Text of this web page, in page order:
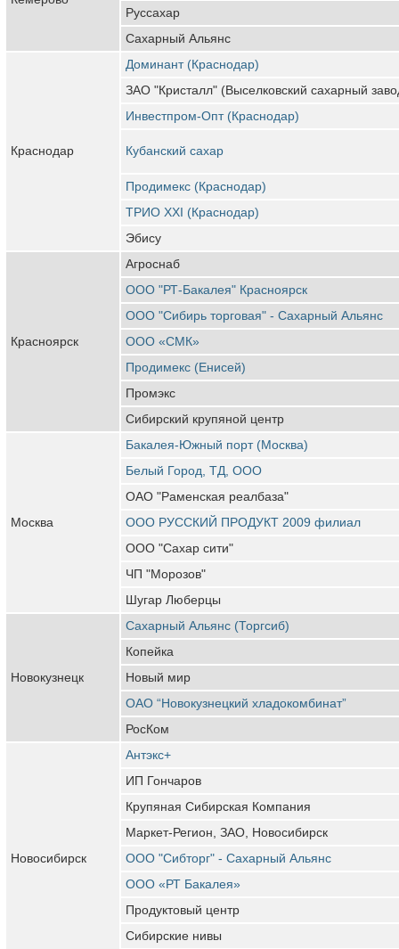
Руссахар
Сахарный Альянс
Краснодар
Доминант (Краснодар)
ЗАО "Кристалл" (Выселковский сахарный
Инвестпром-Опт (Краснодар)
Кубанский сахар
Продимекс (Краснодар)
ТРИО XXI (Краснодар)
Эбису
Красноярск
Агроснаб
ООО "РТ-Бакалея" Красноярск
ООО "Сибирь торговая" - Сахарный Альянс
ООО «СМК»
Продимекс (Енисей)
Промэкс
Сибирский крупяной центр
Москва
Бакалея-Южный порт (Москва)
Белый Город, ТД, ООО
ОАО "Раменская реалбаза"
ООО РУССКИЙ ПРОДУКТ 2009 филиал
ООО "Сахар сити"
ЧП "Морозов"
Шугар Люберцы
Новокузнецк
Сахарный Альянс (Торгсиб)
Копейка
Новый мир
ОАО “Новокузнецкий хладокомбинат”
РосКом
Новосибирск
Антэкс+
ИП Гончаров
Крупяная Сибирская Компания
Маркет-Регион, ЗАО, Новосибирск
ООО "Сибторг" - Сахарный Альянс
ООО «РТ Бакалея»
Продуктовый центр
Сибирские нивы